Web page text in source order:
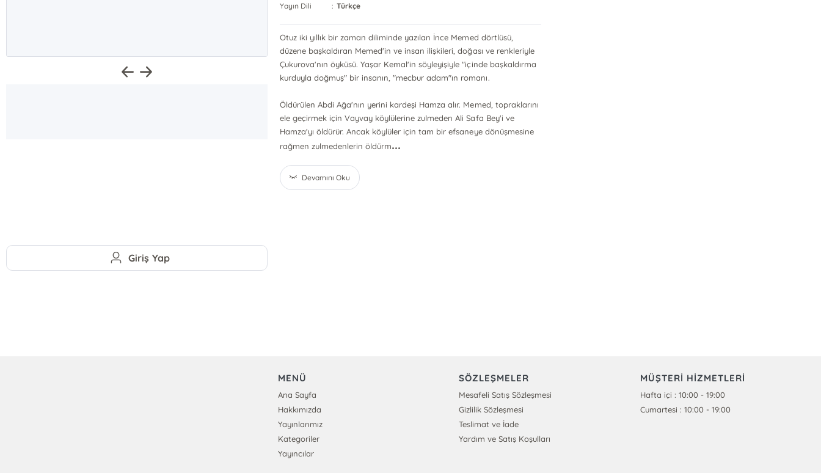
Yayın Dili
: Türkçe
Otuz iki yıllık bir zaman diliminde yazılan İnce Memed dörtlüsü,
düzene başkaldıran Memed'in ve insan ilişkileri, doğası ve renkleriyle
Çukurova'nın öyküsü. Yaşar Kemal'in söyleyişiyle "içinde başkaldırma
kurduyla doğmuş" bir insanın, "mecbur adam"ın romanı.
Öldürülen Abdi Ağa'nın yerini kardeşi Hamza alır. Memed, topraklarını
ele geçirmek için Vayvay köylülerine zulmeden Ali Safa Bey'i ve
Hamza'yı öldürür. Ancak köylüler için tam bir efsaneye dönüşmesine
rağmen zulmedenlerin öldürm...
Devamını Oku
Giriş Yap
MENÜ
Ana Sayfa
Hakkımızda
Yayınlarımız
Kategoriler
Yayıncılar
SÖZLEŞMELER
Mesafeli Satış Sözleşmesi
Gizlilik Sözleşmesi
Teslimat ve İade
Yardım ve Satış Koşulları
MÜŞTERİ HİZMETLERİ
Hafta içi : 10:00 - 19:00
Cumartesi : 10:00 - 19:00